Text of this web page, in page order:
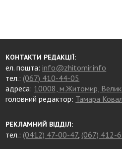
КОНТАКТИ РЕДАКЦІЇ:
ел. пошта:info@zhitomir.info
тел.: (067) 410-44-05
адреса: 10008, м.Житомир,
головний редактор: Тамара
РЕКЛАМНИЙ ВІДДІЛ:
тел.: (0412) 47-00-47, (067) 412-